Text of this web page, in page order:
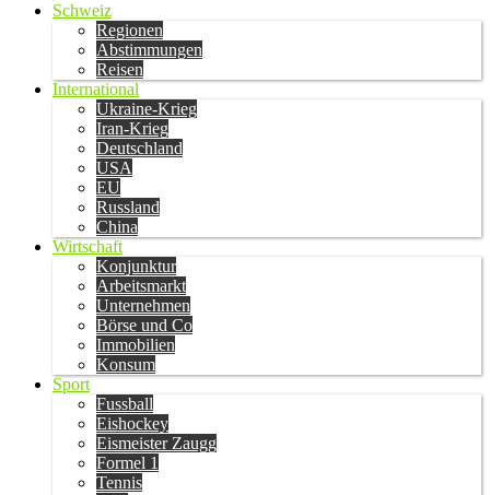
Schweiz
Regionen
Abstimmungen
Reisen
International
Ukraine-Krieg
Iran-Krieg
Deutschland
USA
EU
Russland
China
Wirtschaft
Konjunktur
Arbeitsmarkt
Unternehmen
Börse und Co
Immobilien
Konsum
Sport
Fussball
Eishockey
Eismeister Zaugg
Formel 1
Tennis